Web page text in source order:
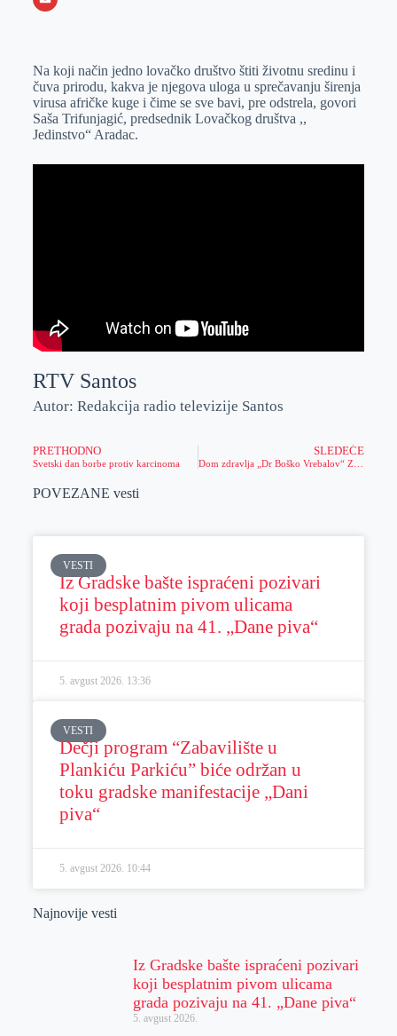
e
r
I
n
s
A
p
a
i
l
Na koji način jedno lovačko društvo štiti životnu sredinu i
čuva prirodu, kakva je njegova uloga u sprečavanju širenja
virusa afričke kuge i čime se sve bavi, pre odstrela, govori
Saša Trifunjagić, predsednik Lovačkog društva ,,
Jedinstvo“ Aradac.
RTV Santos
Autor: Redakcija radio televizije Santos
PRETHODNO
Svetski dan borbe protiv karcinoma
SLEDEĆE
POVEZANE vesti
VESTI
Iz Gradske bašte ispraćeni pozivari
koji besplatnim pivom ulicama
grada pozivaju na 41. „Dane piva“
5. avgust 2026. 13:36
VESTI
Dečji program “Zabavilište u
Plankiću Parkiću” biće održan u
toku gradske manifestacije „Dani
piva“
5. avgust 2026. 10:44
Najnovije vesti
Iz Gradske bašte ispraćeni pozivari
koji besplatnim pivom ulicama
grada pozivaju na 41. „Dane piva“
5. avgust 2026.